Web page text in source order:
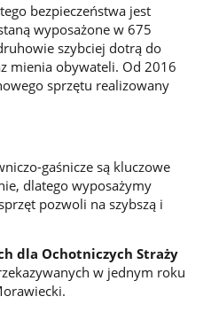
bezpieczeństwa jest
wyposażone w 675
szybciej dotrą do
mienia obywateli. Od 2016
sprzętu realizowany
gaśnicze są kluczowe
dlatego wyposażymy
pozwoli na szybszą i
dla Ochotniczych Straży
w jednym roku